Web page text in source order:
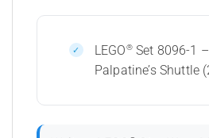
LEGO®Set 8096-1
Palpatine’s Shuttle